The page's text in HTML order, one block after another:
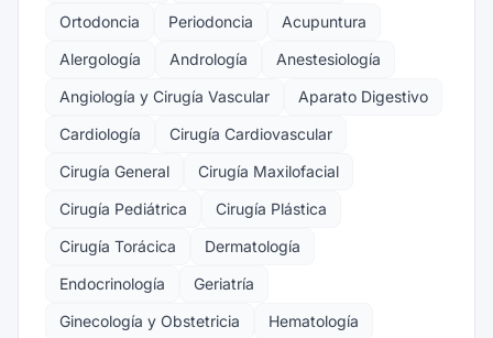
Ortodoncia
Periodoncia
Acupuntura
Alergología
Andrología
Anestesiología
Angiología y Cirugía Vascular
Aparato Digestivo
Cardiología
Cirugía Cardiovascular
Cirugía General
Cirugía Maxilofacial
Cirugía Pediátrica
Cirugía Plástica
Cirugía Torácica
Dermatología
Endocrinología
Geriatría
Ginecología y Obstetricia
Hematología